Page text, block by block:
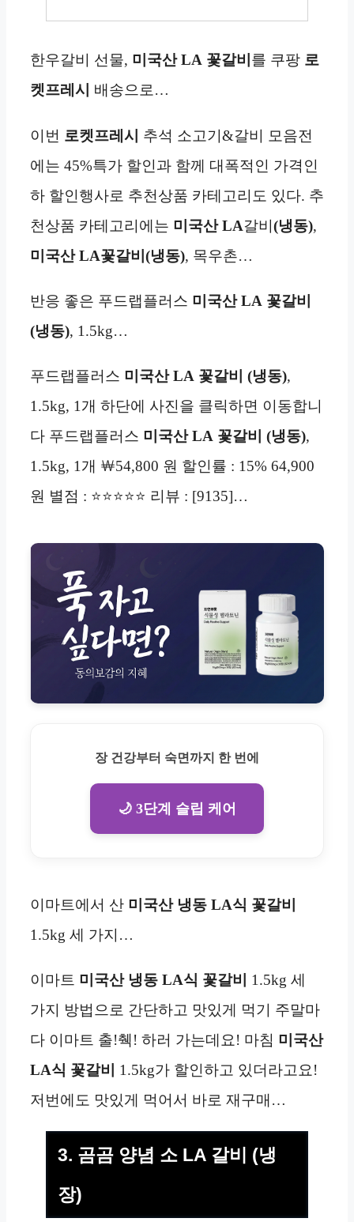
한우갈비 선물, 미국산 LA 꽃갈비 를 쿠팡 로
켓프레시
배송으로…
이번 로켓프레시
추석 소고기&갈비 모음전
에는 45%특가 할인과 함께 대폭적인 가격인
하 할인행사로 추천상품 카테고리도 있다. 추
천상품 카테고리에는 미국산 LA갈비(냉동),
미국산 LA꽃갈비(냉동), 목우촌…
반응 좋은 푸드랩플러스 미국산 LA 꽃갈비
(냉동), 1.5kg…
푸드랩플러스 미국산 LA 꽃갈비 (냉동),
1.5kg, 1개 하단에 사진을 클릭하면 이동합니
다 푸드랩플러스 미국산 LA 꽃갈비 (냉동),
1.5kg, 1개 ￦54,800 원 할인률 : 15% 64,900
원 별점 : ⭐⭐⭐⭐⭐ 리뷰 : [9135]…
장 건강부터 숙면까지 한 번에
🌙 3단계 슬립 케어
이마트에서 산 미국산 냉동 LA식 꽃갈비
1.5kg 세 가지…
이마트 미국산 냉동 LA식 꽃갈비
1.5kg 세
가지 방법으로 간단하고 맛있게 먹기 주말마
다 이마트 출!췍! 하러 가는데요! 마침 미국산
LA식 꽃갈비
1.5kg가 할인하고 있더라고요!
저번에도 맛있게 먹어서 바로 재구매…
3. 곰곰 양념 소 LA 갈비 (냉
장)